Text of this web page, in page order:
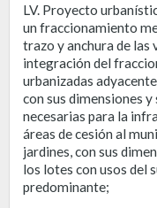
LV. Proyecto
un fraccionamiento
trazo y anchura de las
integración del
urbanizadas
con sus dimensiones
necesarias para la
áreas de cesión al
jardines, con sus
los lotes con usos del
predominante;